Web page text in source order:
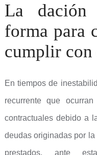
La
forma para
cumplir con
En tiempos de
recurrente que
contractuales debido a
deudas originadas por
prestados, ante